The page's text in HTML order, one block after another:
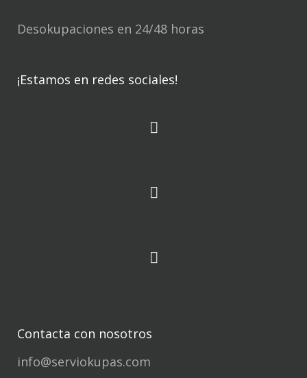
Desokupaciones en 24/48 horas
¡Estamos en redes sociales!
Contacta con nosotros
info@serviokupas.com